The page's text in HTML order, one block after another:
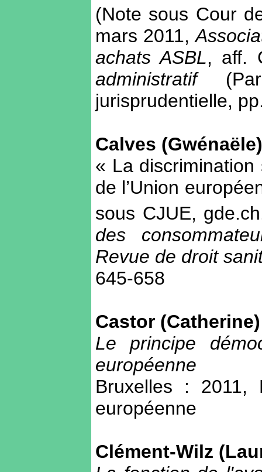
(Note sous Cour
mars 2011,
achats ASBL, aff.
administratif
jurisprudentielle,
Calves (Gwénaële)
« La
de l’Union
sous CJUE,
des
Revue de droit
645-658
Castor (Catherine)
Le principe
européenne
Bruxelles : 2011,
européenne
Clément-Wilz